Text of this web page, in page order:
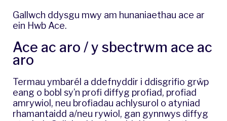
Gallwch ddysgu mwy am hunaniaethau ace ar
ein Hwb Ace.
Ace ac aro / y sbectrwm ace ac
aro
Termau ymbarél a ddefnyddir i ddisgrifio grŵp
eang o bobl sy’n profi diffyg profiad, profiad
amrywiol, neu brofiadau achlysurol o atyniad
rhamantaidd a/neu rywiol, gan gynnwys diffyg